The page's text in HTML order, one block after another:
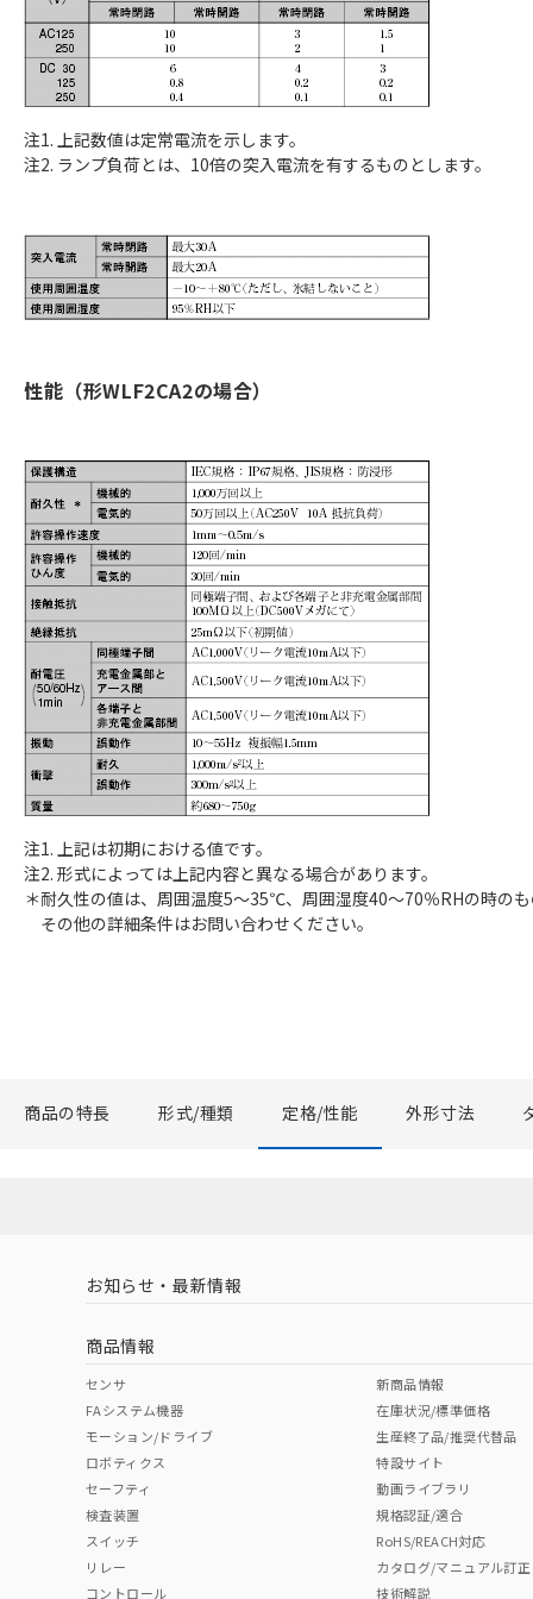
注1. 上記数値は定常電流を示します。
注2. ランプ負荷とは、10倍の突入電流を有するものとします。
性能（形WLF2CA2の場合）
注1. 上記は初期における値です。
注2. 形式によっては上記内容と異なる場合があります。
＊耐久性の値は、周囲温度5～35℃、周囲湿度40～70％RHの時の
その他の詳細条件はお問い合わせください。
商品の特長 形式/種類 定格/性能 外形寸法
お知らせ・最新情報
商品情報
センサ
FAシステム機器
モーション/ドライブ
ロボティクス
セーフティ
検査装置
スイッチ
リレー
コントロール
新商品情報
在庫状況/標準価格
生産終了品/推奨代替品
特設サイト
動画ライブラリ
規格認証/適合
RoHS/REACH対応
カタログ/マニュアル訂正
技術解説